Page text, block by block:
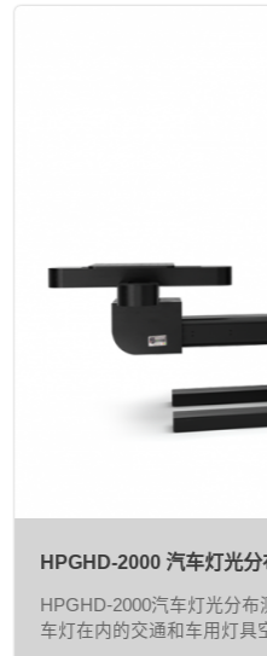
HPGHD-2000 汽车灯光
HPGHD-2000汽车灯光分
车灯在内的交通和车用灯具